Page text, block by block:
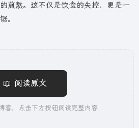
煎熬。这不仅是饮食的失控，更是一
。
📖 阅读原文
客，点击下方按钮阅读完整内容